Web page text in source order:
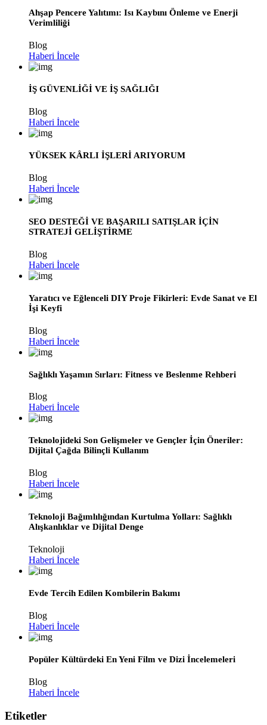
Ahşap Pencere Yalıtımı: Isı Kaybını Önleme ve Enerji
Verimliliği
Blog
Haberi İncele
İŞ GÜVENLİĞİ VE İŞ SAĞLIĞI
Blog
Haberi İncele
YÜKSEK KÂRLI İŞLERİ ARIYORUM
Blog
Haberi İncele
SEO DESTEĞİ VE BAŞARILI SATIŞLAR İÇİN
STRATEJİ GELİŞTİRME
Blog
Haberi İncele
Yaratıcı ve Eğlenceli DIY Proje Fikirleri: Evde Sanat ve El
İşi Keyfi
Blog
Haberi İncele
Sağlıklı Yaşamın Sırları: Fitness ve Beslenme Rehberi
Blog
Haberi İncele
Teknolojideki Son Gelişmeler ve Gençler İçin Öneriler:
Dijital Çağda Bilinçli Kullanım
Blog
Haberi İncele
Teknoloji Bağımlılığından Kurtulma Yolları: Sağlıklı
Alışkanlıklar ve Dijital Denge
Teknoloji
Haberi İncele
Evde Tercih Edilen Kombilerin Bakımı
Blog
Haberi İncele
Popüler Kültürdeki En Yeni Film ve Dizi İncelemeleri
Blog
Haberi İncele
Etiketler